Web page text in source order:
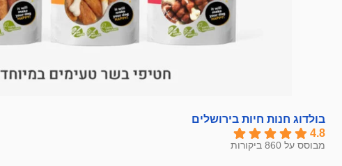
בולדוג חנות חיות בירושלים
4.8
מבוסס על 860 ביקורות